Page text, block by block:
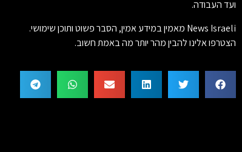
ועד העבודה.
News Israeli מאמין במידע אמין, הסבר פשוט ותוכן שימושי.
הצטרפו אלינו להבין מהר יותר מה באמת חשוב.